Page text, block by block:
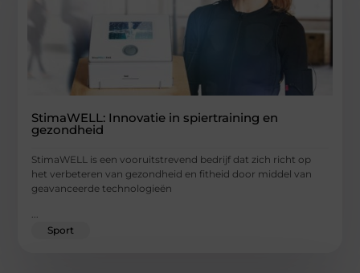
StimaWELL: Innovatie in spiertraining en
gezondheid
StimaWELL is een vooruitstrevend bedrijf dat zich richt op
het verbeteren van gezondheid en fitheid door middel van
geavanceerde technologieën
Sport